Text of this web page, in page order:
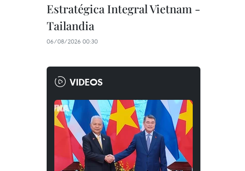
Estratégica Integral Vietnam -
Tailandia
06/08/2026 00:30
VIDEOS